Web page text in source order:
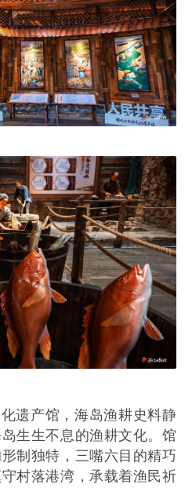
遗产馆，海岛渔耕史料静
生生不息的渔耕文化。馆
制独特，三嘴六目的精巧
村落港湾，承载着渔民祈